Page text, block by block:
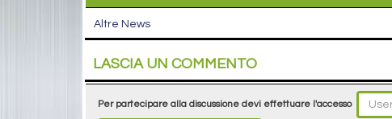
Altre News
LASCIA UN COMMENTO
Per partecipare alla discussione devi effettuare l'accesso